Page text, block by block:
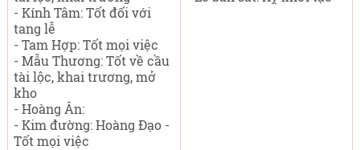
- Kính Tâm: Tốt đối với
tang lễ
- Tam Hợp: Tốt mọi việc
- Mẫu Thương: Tốt về cầu
tài lộc, khai trương, mở
kho
- Hoàng Ân:
- Kim đường: Hoàng Đạo -
Tốt mọi việc